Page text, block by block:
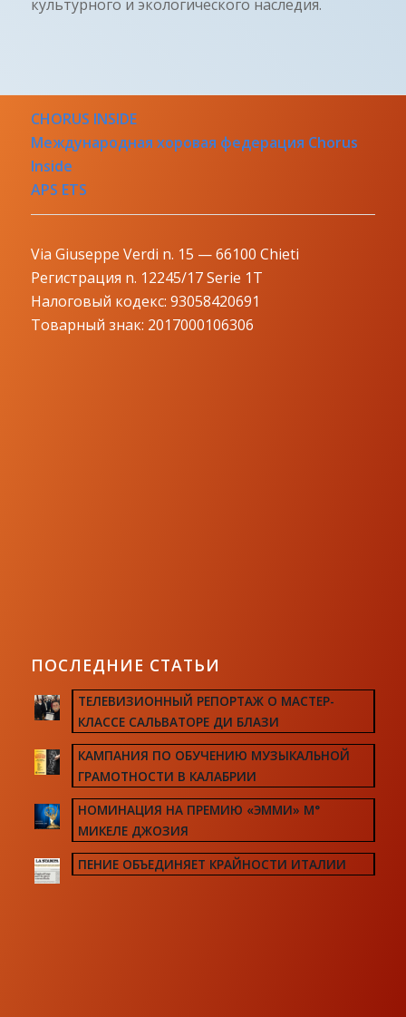
культурного и экологического наследия.
CHORUS INSIDE
Международная хоровая федерация Chorus
Inside
APS ETS
Via Giuseppe Verdi n. 15 — 66100 Chieti
Регистрация n. 12245/17 Serie 1T
Налоговый кодекс: 93058420691
Товарный знак: 2017000106306
ПОСЛЕДНИЕ СТАТЬИ
ТЕЛЕВИЗИОННЫЙ РЕПОРТАЖ О МАСТЕР-
КЛАССЕ САЛЬВАТОРЕ ДИ БЛАЗИ
КАМПАНИЯ ПО ОБУЧЕНИЮ МУЗЫКАЛЬНОЙ
ГРАМОТНОСТИ В КАЛАБРИИ
НОМИНАЦИЯ НА ПРЕМИЮ «ЭММИ» М°
МИКЕЛЕ ДЖОЗИЯ
ПЕНИЕ ОБЪЕДИНЯЕТ КРАЙНОСТИ ИТАЛИИ